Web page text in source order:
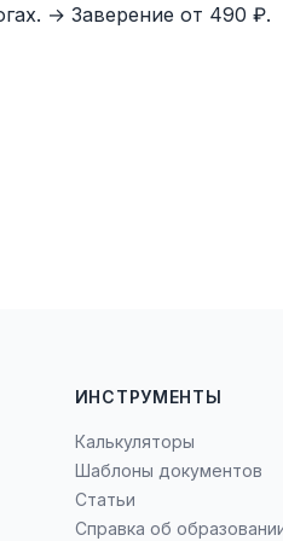
→ Заверение от 490 ₽.
ИНСТРУМЕНТЫ
Калькуляторы
Шаблоны документов
Статьи
Справка об